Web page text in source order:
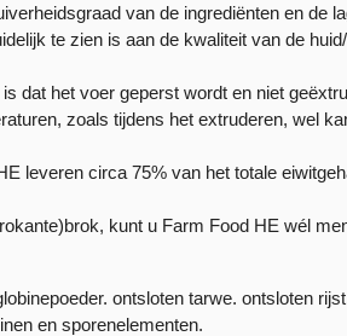
van de ingrediënten en
te zien is aan de kwaliteit van de
dat het voer geperst wordt en niet
zoals tijdens het extruderen, wel
leveren circa 75% van het totale
kunt u Farm Food HE wél
ontsloten tarwe. ontsloten
en sporenelementen.